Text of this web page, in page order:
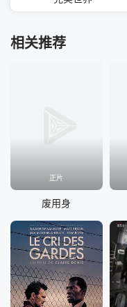
相关推荐
正片
废用身